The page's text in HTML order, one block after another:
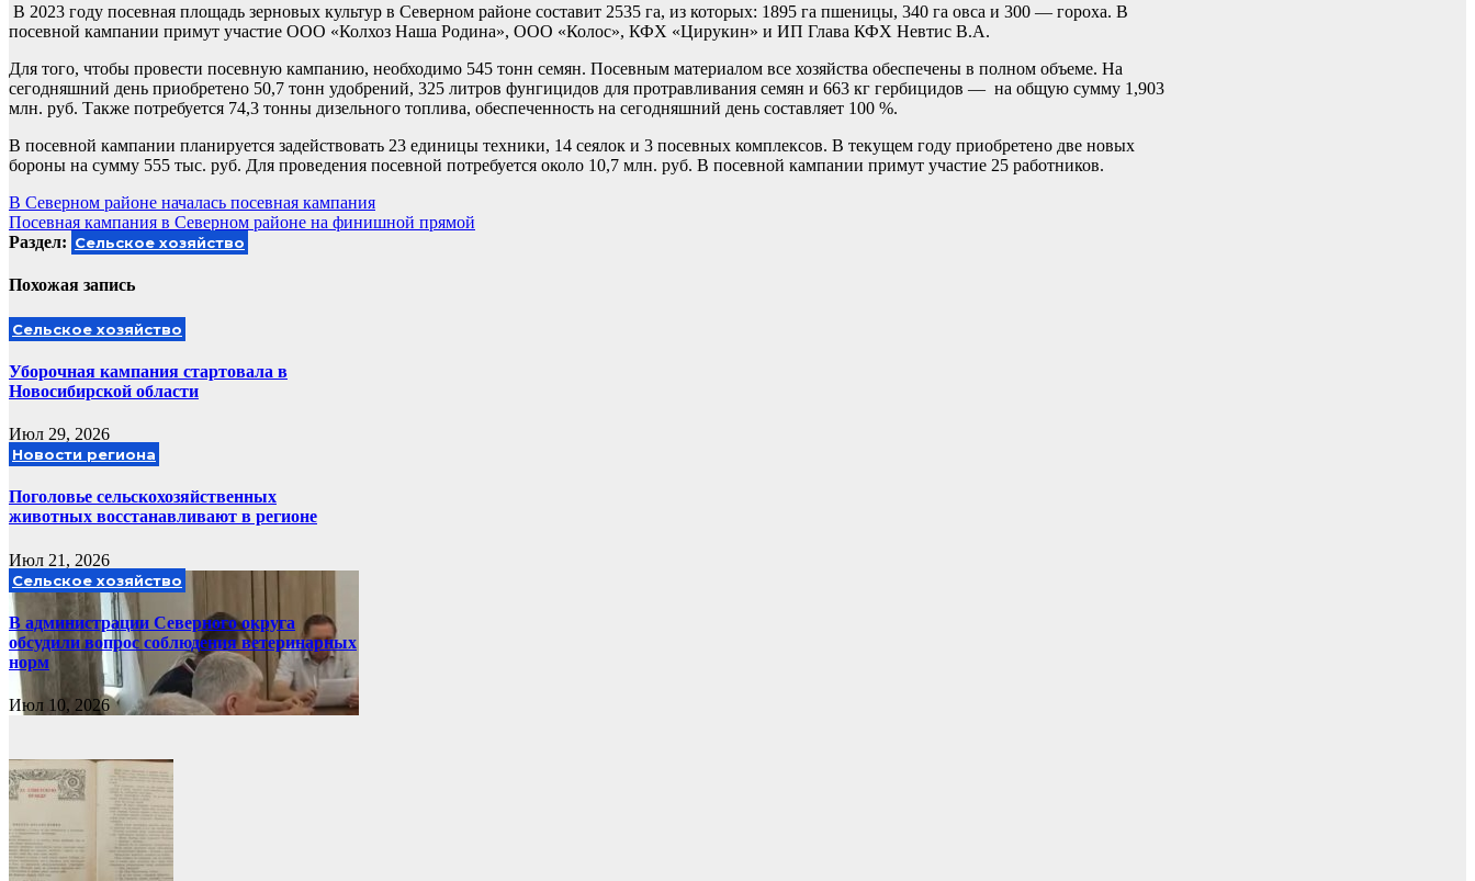
В 2023 году посевная площадь зерновых культур в Северном районе составит 2535 га, из которых: 1895 га пшеницы, 340 га овса и 300 — гороха. В
посевной кампании примут участие ООО «Колхоз Наша Родина», ООО «Колос», КФХ «Цирукин» и ИП Глава КФХ Невтис В.А.
Для того, чтобы провести посевную кампанию, необходимо 545 тонн семян. Посевным материалом все хозяйства обеспечены в полном объеме. На
сегодняшний день приобретено 50,7 тонн удобрений, 325 литров фунгицидов для протравливания семян и 663 кг гербицидов — на общую сумму 1,903
млн. руб. Также потребуется 74,3 тонны дизельного топлива, обеспеченность на сегодняшний день составляет 100 %.
В посевной кампании планируется задействовать 23 единицы техники, 14 сеялок и 3 посевных комплексов. В текущем году приобретено две новых
бороны на сумму 555 тыс. руб. Для проведения посевной потребуется около 10,7 млн. руб. В посевной кампании примут участие 25 работников.
Навигация
по
В Северном районе началась посевная кампания
Посевная кампания в Северном районе на финишной прямой
Раздел: Сельское хозяйство
Похожая запись
Сельское хозяйство
Уборочная кампания стартовала в
Новосибирской области
Июл 29, 2026
Новости региона
Поголовье сельскохозяйственных
животных восстанавливают в регионе
Июл 21, 2026
Сельское хозяйство
В администрации Северного округа
обсудили вопрос соблюдения ветеринарных
норм
Июл 10, 2026